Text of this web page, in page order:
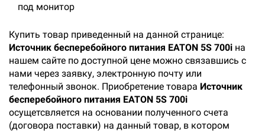
под монитор
Купить товар приведенный на данной странице:
Источник бесперебойного питания EATON 5S 700i на
нашем сайте по доступной цене можно связавшись с
нами через заявку, электронную почту или
телефонный звонок. Приобретение товара Источник
бесперебойного питания EATON 5S 700i
осущетсвляется на основании полученного счета
(договора поставки) на данный товар, в котором